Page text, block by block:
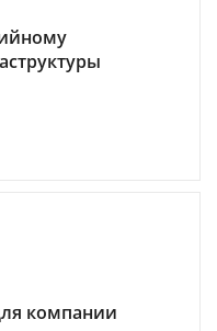
компании